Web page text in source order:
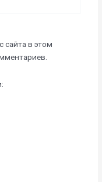
сайта в этом